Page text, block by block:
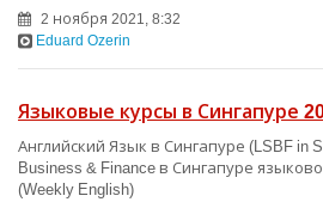
2 ноября 2021, 8:32
Eduard Ozerin
Языковые курсы в Сингапуре
Английский Язык в Сингапуре (LSBF in
Business & Finance в Сингапуре
(Weekly English)